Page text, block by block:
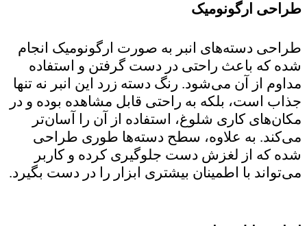
طراحی ارگونومیک
طراحی دسته‌های انبر به صورت ارگونومیک انجام
شده که باعث راحتی در دست گرفتن و استفاده
مداوم از آن می‌شود. رنگ دسته زرد این انبر نه تنها
جذاب است، بلکه به راحتی قابل مشاهده بوده و در
مکان‌های کاری شلوغ، استفاده از آن را آسان‌تر
می‌کند. به علاوه، سطح دسته‌ها طوری طراحی
شده که از لغزش دست جلوگیری کرده و کاربر
می‌تواند با اطمینان بیشتری ابزار را در دست بگیرد.